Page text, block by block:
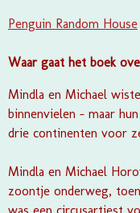
Penguin Random House
Waar gaat het boek
Mindla en Michael
binnenvielen – maar
drie continenten voor
Mindla en Michael
zoontje onderweg,